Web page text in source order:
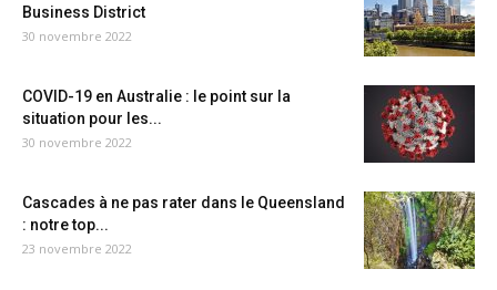
Business District
30 novembre 2022
COVID-19 en Australie : le point sur la
situation pour les...
30 novembre 2022
Cascades à ne pas rater dans le Queensland
: notre top...
23 novembre 2022